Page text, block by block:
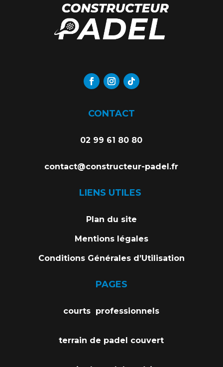
CONTACT
02 99 61 80 80
contact@constructeur-padel.fr
LIENS UTILES
Plan du site
Mentions légales
Conditions Générales d’Utilisation
PAGES
courts professionnels
terrain de padel couvert